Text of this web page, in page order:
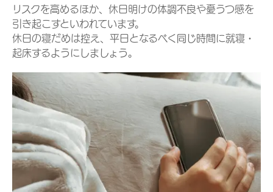
リスクを高めるほか、休日明けの体調不良や憂うつ感を
引き起こすといわれています。
休日の寝だめは控え、平日となるべく同じ時間に就寝・
起床するようにしましょう。